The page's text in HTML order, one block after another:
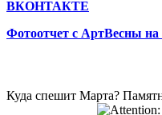
ВКОНТАКТЕ
Фотоотчет с АртВесны
Куда спешит Марта?